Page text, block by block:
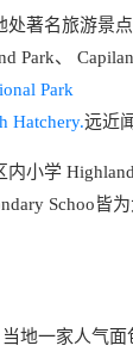
处著名旅游景
Park、
Park
Hatchery.远近
内小学
Schoo皆
地一家人气